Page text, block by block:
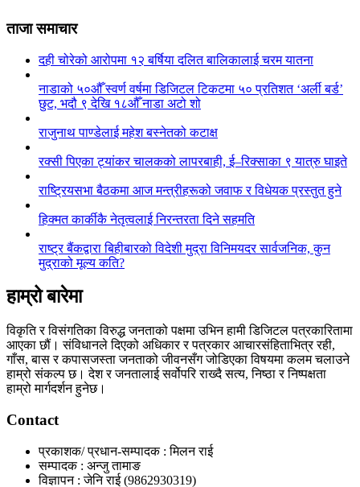
ताजा समाचार
दही चोरेको आरोपमा १२ बर्षिया दलित बालिकालाई चरम यातना
नाडाको ५०औँ स्वर्ण वर्षमा डिजिटल टिकटमा ५० प्रतिशत ‘अर्ली बर्ड’
छुट, भदौ ९ देखि १८औँ नाडा अटो शो
राजुनाथ पाण्डेलाई महेश बस्नेतको कटाक्ष
रक्सी पिएका ट्यांकर चालकको लापरबाही, ई–रिक्साका ९ यात्रु घाइते
राष्ट्रियसभा बैठकमा आज मन्त्रीहरूको जवाफ र विधेयक प्रस्तुत हुने
हिक्मत कार्कीकै नेतृत्वलाई निरन्तरता दिने सहमति
राष्ट्र बैंकद्वारा बिहीबारको विदेशी मुद्रा विनिमयदर सार्वजनिक, कुन
मुद्राको मूल्य कति?
हाम्रो बारेमा
विकृति र विसंगतिका विरुद्ध जनताको पक्षमा उभिन हामी डिजिटल पत्रकारितामा
आएका छौं। संविधानले दिएको अधिकार र पत्रकार आचारसंहिताभित्र रही,
गाँस, बास र कपासजस्ता जनताको जीवनसँग जोडिएका विषयमा कलम चलाउने
हाम्रो संकल्प छ। देश र जनतालाई सर्वोपरि राख्दै सत्य, निष्ठा र निष्पक्षता
हाम्रो मार्गदर्शन हुनेछ।
Contact
प्रकाशक/ प्रधान-सम्पादक : मिलन राई
सम्पादक : अन्जु तामाङ
विज्ञापन : जेनि राई (9862930319)